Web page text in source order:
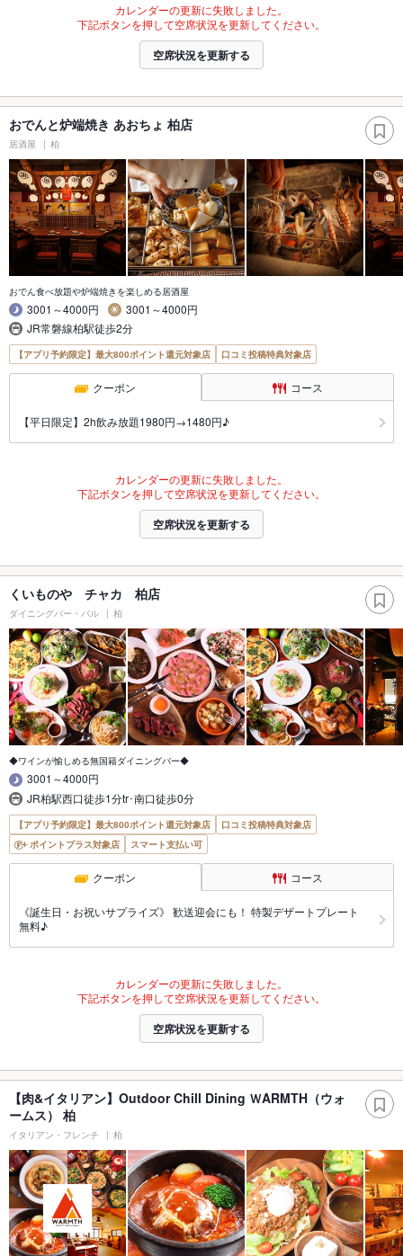
カレンダーの更新に失敗しました。
下記ボタンを押して空席状況を更新してください。
空席状況を更新する
おでんと炉端焼き あおちょ 柏店
居酒屋 柏
おでん食べ放題や炉端焼きを楽しめる居酒屋
3001～4000円
3001～4000円
JR常磐線柏駅徒歩2分
【アプリ予約限定】最大800ポイント還元対象店 口コミ投稿特典対象店
クーポン コース
【平日限定】2h飲み放題1980円→1480円♪
カレンダーの更新に失敗しました。
下記ボタンを押して空席状況を更新してください。
空席状況を更新する
くいものや チャカ 柏店
ダイニングバー・バル 柏
◆ワインが愉しめる無国籍ダイニングバー◆
3001～4000円
JR柏駅西口徒歩1分tr･南口徒歩0分
【アプリ予約限定】最大800ポイント還元対象店
口コミ投稿特典対象店
ポイントプラス対象店
スマート支払い可
クーポン コース
《誕生日・お祝いサプライズ》 歓送迎会にも！ 特製デザートプレート
無料♪
カレンダーの更新に失敗しました。
下記ボタンを押して空席状況を更新してください。
空席状況を更新する
【肉&イタリアン】Outdoor Chill Dining ＷARMTH（ウォ
ームス） 柏
イタリアン・フレンチ 柏